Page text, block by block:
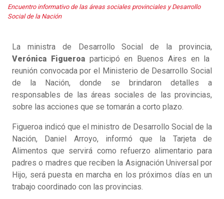
Encuentro informativo de las áreas sociales provinciales y Desarrollo
Social de la Nación
La ministra de Desarrollo Social de la provincia,
Verónica Figueroa participó en Buenos Aires en la
reunión convocada por el Ministerio de Desarrollo Social
de la Nación, donde se brindaron detalles a
responsables de las áreas sociales de las provincias,
sobre las acciones que se tomarán a corto plazo.
Figueroa indicó que el ministro de Desarrollo Social de la
Nación, Daniel Arroyo, informó que la Tarjeta de
Alimentos que servirá como refuerzo alimentario para
padres o madres que reciben la Asignación Universal por
Hijo, será puesta en marcha en los próximos días en un
trabajo coordinado con las provincias.